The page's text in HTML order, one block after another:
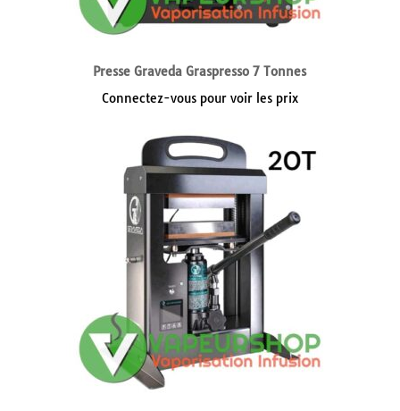
Presse Graveda Graspresso 7 Tonnes
Connectez-vous pour voir les prix